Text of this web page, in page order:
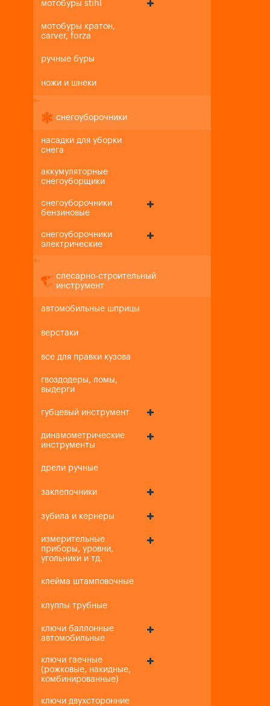
мотобуры stihl
мотобуры кратон,
carver, forza
ручные буры
ножи и шнеки
+-
снегоуборочники
насадки для уборки
снега
аккумуляторные
снегоуборщики
снегоуборочники
бензиновые
снегоуборочники
электрические
+-
слесарно-строительный
инструмент
автомобильные шприцы
верстаки
все для правки кузова
гвоздодеры, ломы,
выдерги
губцевый инструмент
динамометрические
инструменты
дрели ручные
заклепочники
зубила и кернеры
измерительные
приборы, уровни,
угольники и тд.
клейма штамповочные
клуппы трубные
ключи баллонные
автомобильные
ключи гаечные
(рожковые, накидные,
комбинированные)
ключи двухсторонние